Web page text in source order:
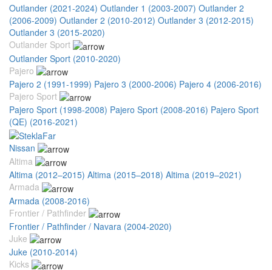
Outlander (2021-2024) Outlander 1 (2003-2007) Outlander 2
(2006-2009) Outlander 2 (2010-2012) Outlander 3 (2012-2015)
Outlander 3 (2015-2020)
Outlander Sport
Outlander Sport (2010-2020)
Pajero
Pajero 2 (1991-1999) Pajero 3 (2000-2006) Pajero 4 (2006-2016)
Pajero Sport
Pajero Sport (1998-2008) Pajero Sport (2008-2016) Pajero Sport
(QE) (2016-2021)
Nissan
Altima
Altima (2012–2015) Altima (2015–2018) Altima (2019–2021)
Armada
Armada (2008-2016)
Frontier / Pathfinder
Frontier / Pathfinder / Navara (2004-2020)
Juke
Juke (2010-2014)
Kicks